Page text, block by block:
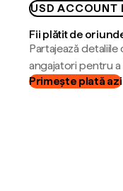
USD ACCOUNT
Fii plătit de
Partajează detaliile
angajatori pentru a
Primește plată azi